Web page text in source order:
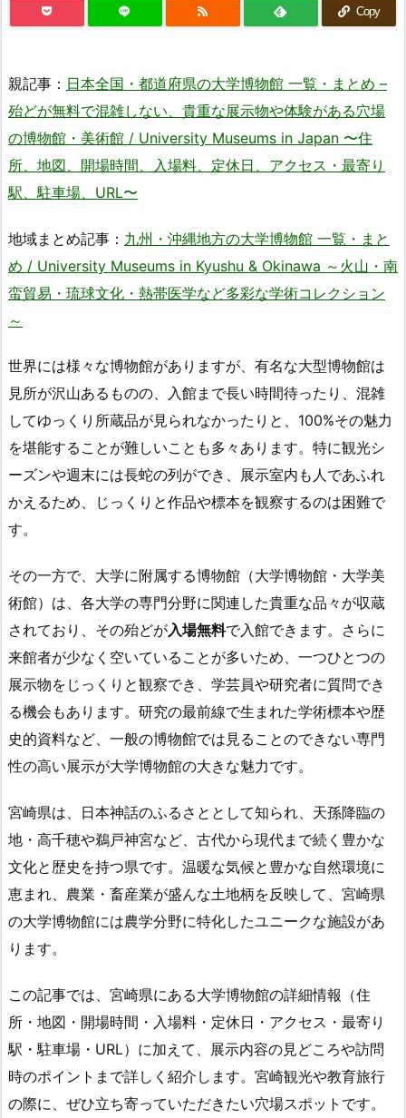
Copy
親記事： 日本全国・都道府県の大学博物館 一覧・まとめ –
殆どが無料で混雑しない、貴重な展示物や体験がある穴場
の博物館・美術館 / University Museums in Japan 〜住
所、地図、開場時間、入場料、定休日、アクセス・最寄り
駅、駐車場、URL〜
地域まとめ記事： 九州・沖縄地方の大学博物館 一覧・まと
め / University Museums in Kyushu & Okinawa ～火山・南
蛮貿易・琉球文化・熱帯医学など多彩な学術コレクション
～
世界には様々な博物館がありますが、有名な大型博物館は
見所が沢山あるものの、入館まで長い時間待ったり、混雑
してゆっくり所蔵品が見られなかったりと、100%その魅力
を堪能することが難しいことも多々あります。特に観光シ
ーズンや週末には長蛇の列ができ、展示室内も人であふれ
かえるため、じっくりと作品や標本を観察するのは困難で
す。
その一方で、大学に附属する博物館（大学博物館・大学美
術館）は、各大学の専門分野に関連した貴重な品々が収蔵
されており、その殆どが入場無料で入館できます。さらに
来館者が少なく空いていることが多いため、一つひとつの
展示物をじっくりと観察でき、学芸員や研究者に質問でき
る機会もあります。研究の最前線で生まれた学術標本や歴
史的資料など、一般の博物館では見ることのできない専門
性の高い展示が大学博物館の大きな魅力です。
宮崎県は、日本神話のふるさととして知られ、天孫降臨の
地・高千穂や鵜戸神宮など、古代から現代まで続く豊かな
文化と歴史を持つ県です。温暖な気候と豊かな自然環境に
恵まれ、農業・畜産業が盛んな土地柄を反映して、宮崎県
の大学博物館には農学分野に特化したユニークな施設があ
ります。
この記事では、宮崎県にある大学博物館の詳細情報（住
所・地図・開場時間・入場料・定休日・アクセス・最寄り
駅・駐車場・URL）に加えて、展示内容の見どころや訪問
時のポイントまで詳しく紹介します。宮崎観光や教育旅行
の際に、ぜひ立ち寄っていただきたい穴場スポットです。